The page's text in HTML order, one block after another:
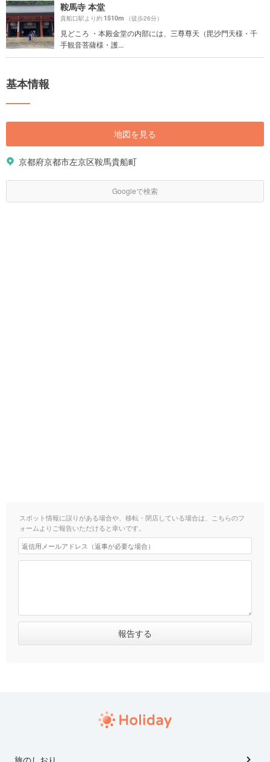
鞍馬寺 本堂
貴船口駅より約1510m （徒歩26分）
見どころ ・本殿金堂の内部には、三尊尊天（毘沙門天様・千
手観音菩薩様・護...
基本情報
地図を見る
京都府京都市左京区鞍馬貴船町
Googleで検索
スポット情報に誤りがある場合や、移転・閉店している場合は、こちらのフ
ォームよりご報告いただけると幸いです。
旅のしおり